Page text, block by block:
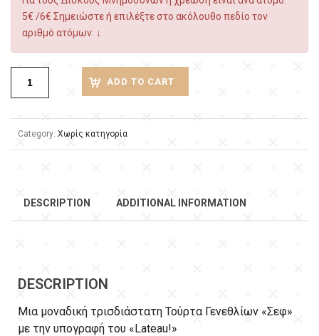
5€ /6€ Σημειώστε ή επιλέξτε στο ακόλουθο πεδίο τον
αριθμό ατόμων: ↓
ADD TO CART
Category: Χωρίς κατηγορία
DESCRIPTION ADDITIONAL INFORMATION
DESCRIPTION
Μια μοναδική τρισδιάστατη Τούρτα Γενεθλίων «Σεφ»
με την υπογραφή του «Lateau!»